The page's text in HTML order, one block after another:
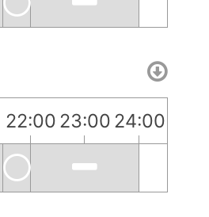
22:00 23:00 24:00